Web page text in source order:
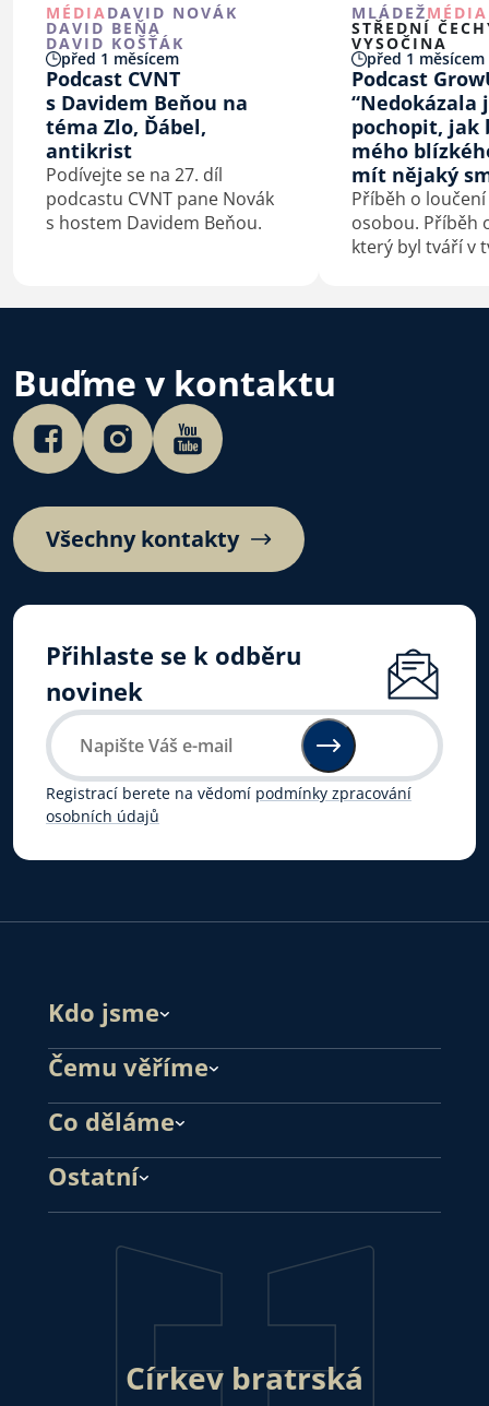
MÉDIA DAVID NOVÁK
DAVID BEŇA
DAVID KOŠŤÁK
před 1 měsícem
Podcast CVNT
s Davidem Beňou na
téma Zlo, Ďábel,
antikrist
Podívejte se na 27. díl
podcastu CVNT pane Novák
s hostem Davidem Beňou.
MLÁDEŽMÉDIA
STŘEDNÍ
VYSOČINA
před 1 měsícem
Podcast
“Nedokázala
pochopit, jak
mého
mít nějaký
Příběh o
osobou. Příběh
který byl tváří v
Buďme v kontaktu
Všechny kontakty
Přihlaste se k odběru
novinek
Registrací berete na vědomí podmínky zpracování
osobních údajů
Kdo jsme
Čemu věříme
Co děláme
Ostatní
Církev bratrská